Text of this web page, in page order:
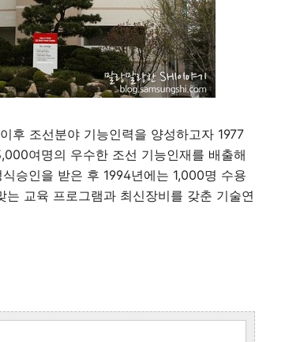
후 조선분야 기능인력을 양성하고자 1977
여명의 우수한 조선 기능인재를 배출해
승인을 받은 후 1994년에는 1,000명 수용
교육 프로그램과 최신장비를 갖춘 기술연